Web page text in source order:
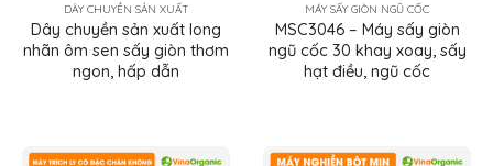
DÂY CHUYỀN SẢN XUẤT
Dây chuyền sản xuất long
nhãn ôm sen sấy giòn thơm
ngon, hấp dẫn
MÁY SẤY GIÒN NGŨ CỐC
MSC3046 – Máy sấy giòn
ngũ cốc 30 khay xoay, sấy
hạt điều, ngũ cốc